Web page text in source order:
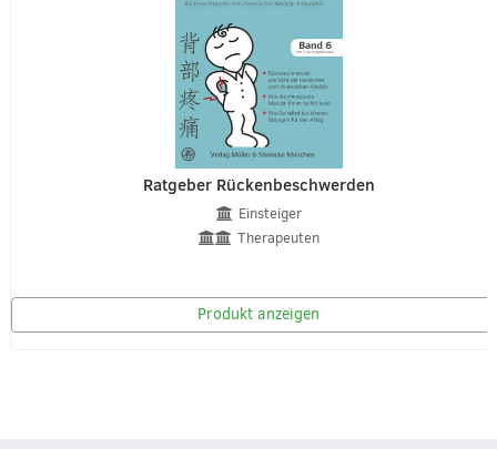
Ratgeber Rückenbeschwerden
Einsteiger
Therapeuten
Produkt anzeigen